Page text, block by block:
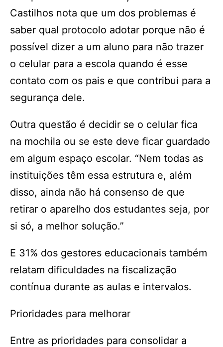
Castilhos nota que um dos problemas é
saber qual protocolo adotar porque não é
possível dizer a um aluno para não trazer
o celular para a escola quando é esse
contato com os pais e que contribui para a
segurança dele.
Outra questão é decidir se o celular fica
na mochila ou se este deve ficar guardado
em algum espaço escolar. “Nem todas as
instituições têm essa estrutura e, além
disso, ainda não há consenso de que
retirar o aparelho dos estudantes seja, por
si só, a melhor solução.”
E 31% dos gestores educacionais também
relatam dificuldades na fiscalização
contínua durante as aulas e intervalos.
Prioridades para melhorar
Entre as prioridades para consolidar a